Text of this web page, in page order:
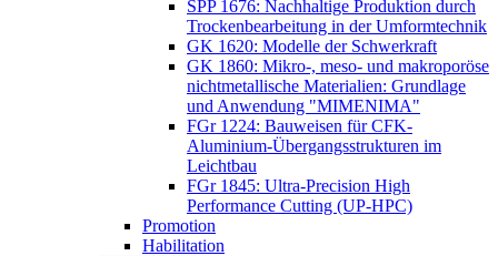
SPP 1676: Nachhaltige Produktion durch
Trockenbearbeitung in der Umformtechnik
GK 1620: Modelle der Schwerkraft
GK 1860: Mikro-, meso- und makroporöse
nichtmetallische Materialien: Grundlage
und Anwendung "MIMENIMA"
FGr 1224: Bauweisen für CFK-
Aluminium-Übergangsstrukturen im
Leichtbau
FGr 1845: Ultra-Precision High
Performance Cutting (UP-HPC)
Promotion
Habilitation